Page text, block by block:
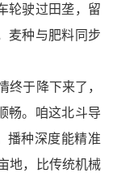
轮驶过田垄，留
麦种与肥料同步
于降下来了，
畅。咱这北斗导
播种深度能精准
地，比传统机械